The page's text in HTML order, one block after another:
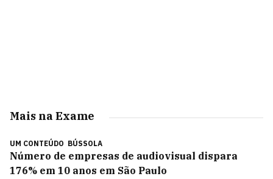
Mais na Exame
UM CONTEÚDO BÚSSOLA
Número de empresas de audiovisual dispara
176% em 10 anos em São Paulo